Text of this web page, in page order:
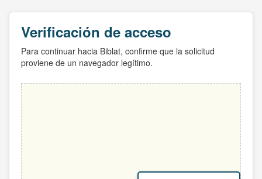
Verificación de acceso
Para continuar hacia Biblat, confirme que la solicitud
proviene de un navegador legítimo.